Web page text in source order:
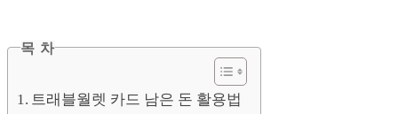
목 차
트래블월렛 카드 남은 돈 활용법